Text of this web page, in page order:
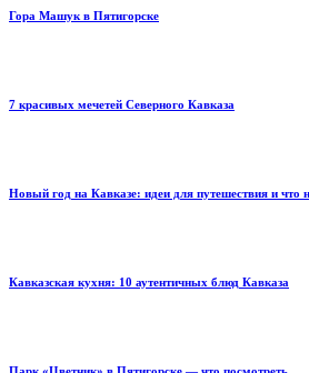
Гора Машук в Пятигорске
7 красивых мечетей Северного Кавказа
Новый год на Кавказе: идеи для путешествия и что
Кавказская кухня: 10 аутентичных блюд Кавказа